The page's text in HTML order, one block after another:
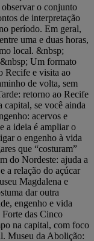
o conjunto
de interpretação
período. Em geral,
uma e duas horas,
local. &nbsp;
Um formato
Recife e visita ao
de volta, sem
retorno ao Recife
capital, se você ainda
acervos e
a ideia é ampliar o
o engenho à vida
que “costuram”
do Nordeste: ajuda a
a relação do açúcar
Magdalena e
dar outra
engenho e vida
das Cinco
na capital, com foco
Museu da Abolição: